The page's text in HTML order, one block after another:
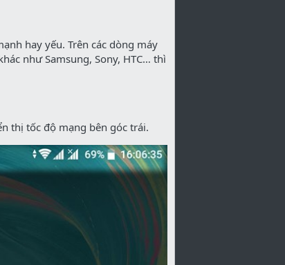
hay yếu. Trên các dòng máy
như Samsung, Sony, HTC… thì
thị tốc độ mạng bên góc trái.